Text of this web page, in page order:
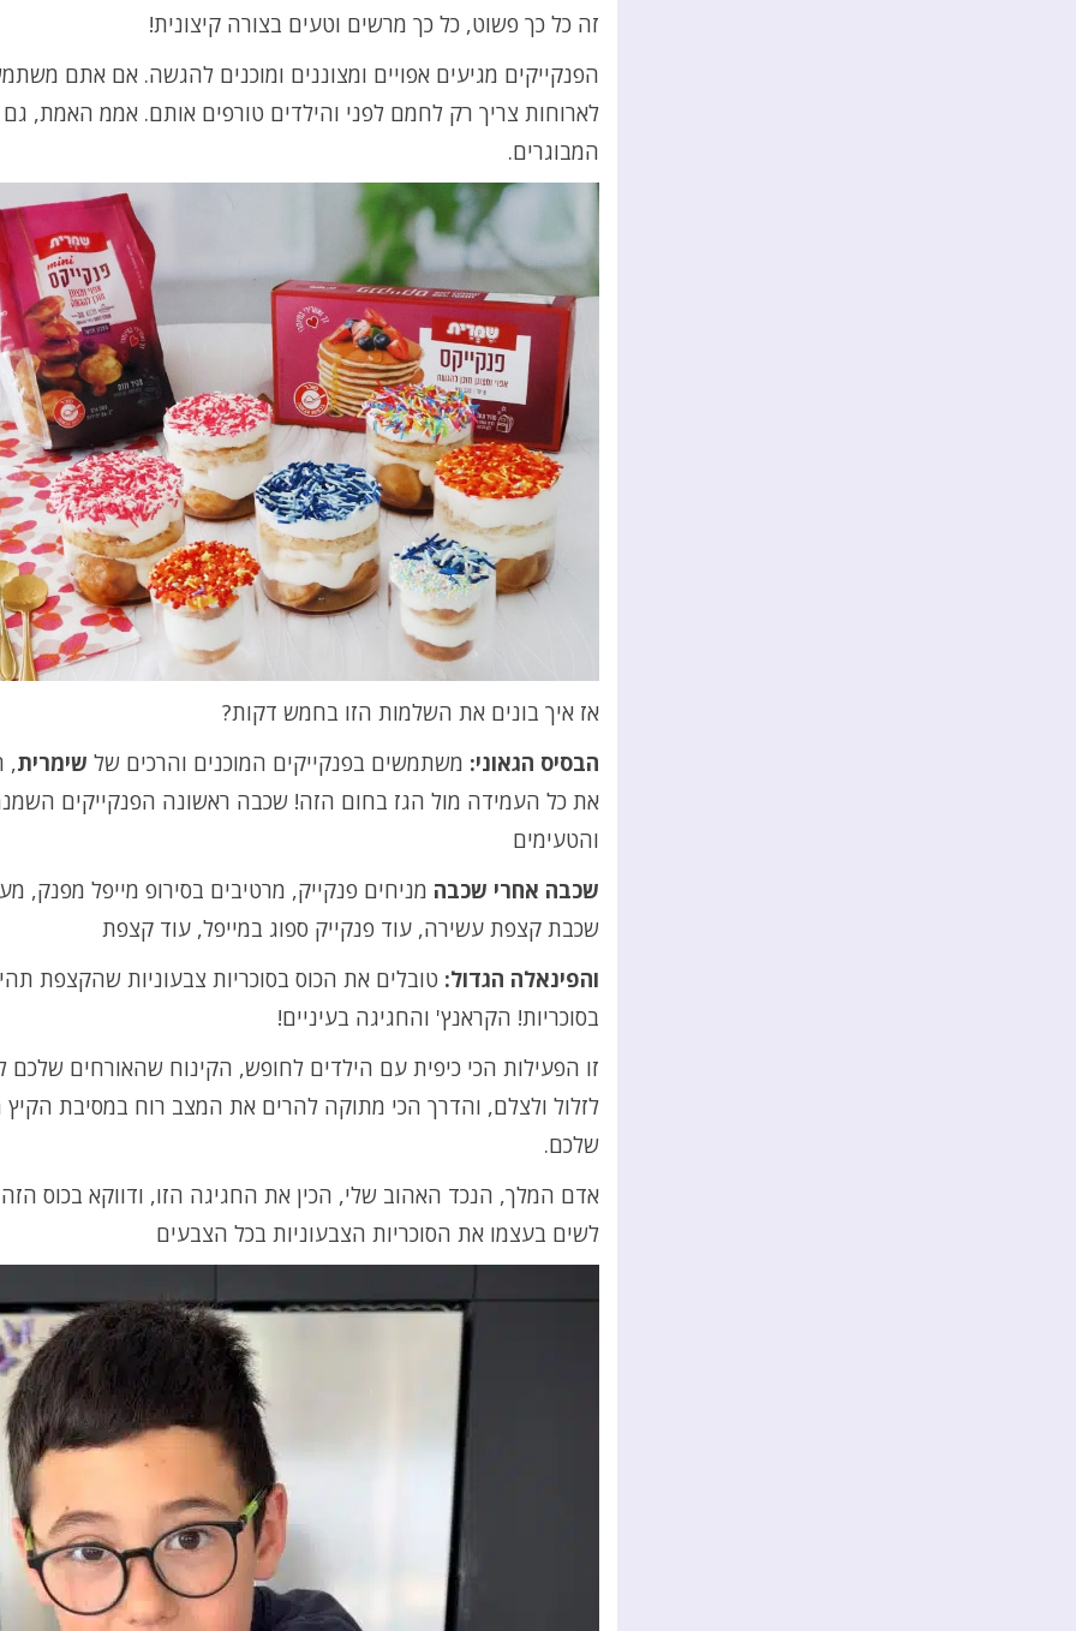
זה כל כך פשוט, כל כך מרשים וטעים בצורה קיצונית!
הפנקייקים מגיעים אפויים ומצוננים ומוכנים להגשה. אם אתם
לארוחות צריך רק לחמם לפני והילדים טורפים אותם. אממ האמת, גם
המבוגרים.
אז איך בונים את השלמות הזו בחמש דקות?
הבסיס הגאוני: משתמשים בפנקייקים המוכנים והרכים של שימרית,
את כל העמידה מול הגז בחום הזה! שכבה ראשונה הפנקייקים
והטעימים
שכבה אחרי שכבה מניחים פנקייק, מרטיבים בסירופ מייפל מפנק,
שכבת קצפת עשירה, עוד פנקייק ספוג במייפל, עוד קצפת
והפינאלה הגדול: טובלים את הכוס בסוכריות צבעוניות שהקצפת
בסוכריות! הקראנץ' והחגיגה בעיניים!
זו הפעילות הכי כיפית עם הילדים לחופש, הקינוח שהאורחים שלכם
לזלול ולצלם, והדרך הכי מתוקה להרים את המצב רוח במסיבת
שלכם.
אדם המלך, הנכד האהוב שלי, הכין את החגיגה הזו, ודווקא בכוס
לשים בעצמו את הסוכריות הצבעוניות בכל הצבעים